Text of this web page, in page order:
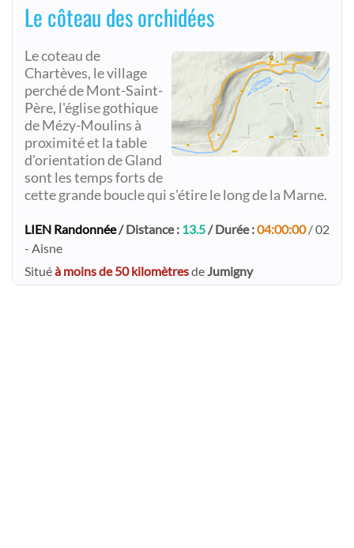
Le côteau des orchidées
Le coteau de
Chartèves, le village
perché de Mont-Saint-
Père, l'église gothique
de Mézy-Moulins à
proximité et la table
d'orientation de Gland
sont les temps forts de
cette grande boucle qui s'étire le long de la Marne.
LIEN Randonnée/ Distance : 13.5/ Durée :04:00:00/ 02
- Aisne
Situéà moins de 50 kilomètresdeJumigny